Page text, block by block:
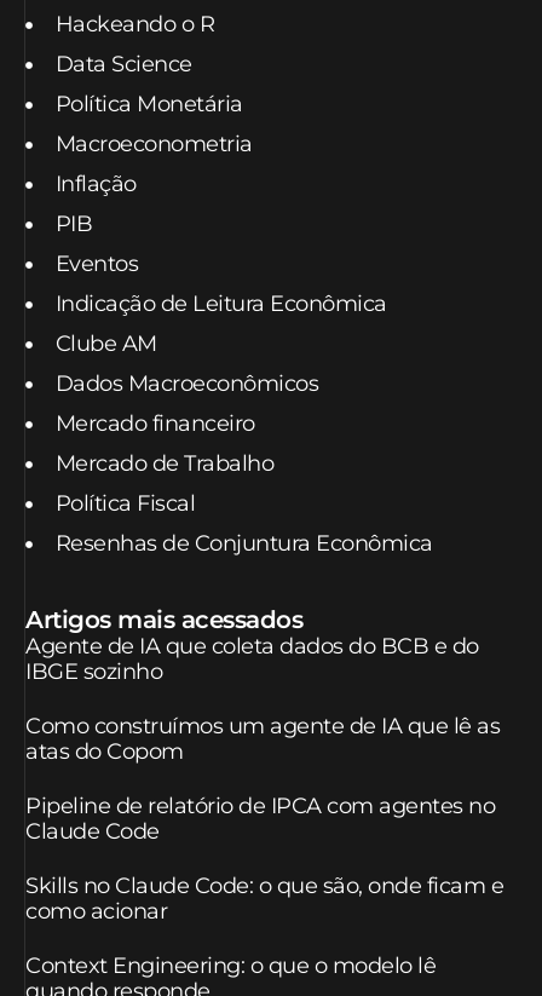
Hackeando o R
Data Science
Política Monetária
Macroeconometria
Inflação
PIB
Eventos
Indicação de Leitura Econômica
Clube AM
Dados Macroeconômicos
Mercado financeiro
Mercado de Trabalho
Política Fiscal
Resenhas de Conjuntura Econômica
Artigos mais acessados
Agente de IA que coleta dados do BCB e do
IBGE sozinho
Como construímos um agente de IA que lê as
atas do Copom
Pipeline de relatório de IPCA com agentes no
Claude Code
Skills no Claude Code: o que são, onde ficam e
como acionar
Context Engineering: o que o modelo lê